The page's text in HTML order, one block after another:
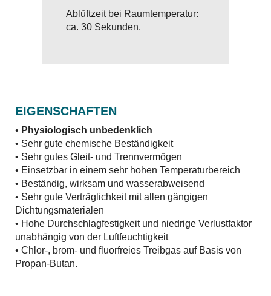
Ablüftzeit bei Raumtemperatur:
ca. 30 Sekunden.
EIGENSCHAFTEN
• Physiologisch unbedenklich
• Sehr gute chemische Beständigkeit
• Sehr gutes Gleit- und Trennvermögen
• Einsetzbar in einem sehr hohen Temperaturbereich
• Beständig, wirksam und wasserabweisend
• Sehr gute Verträglichkeit mit allen gängigen
Dichtungsmaterialen
• Hohe Durchschlagfestigkeit und niedrige Verlustfaktor
unabhängig von der Luftfeuchtigkeit
• Chlor-, brom- und fluorfreies Treibgas auf Basis von
Propan-Butan.